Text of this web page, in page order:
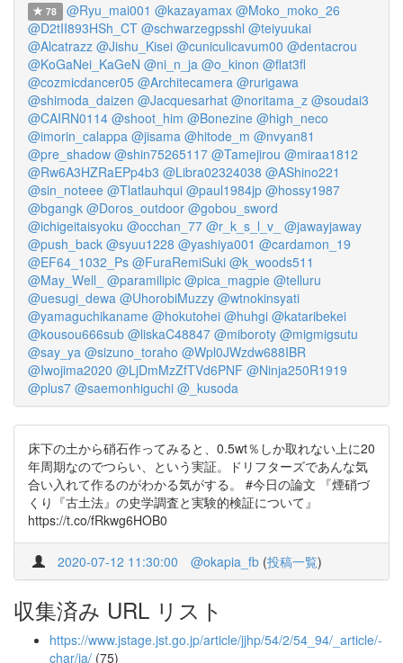
78 @Ryu_mai001 @kazayamax @Moko_moko_26
@D2tII893HSh_CT @schwarzegpsshl @teiyuukai
@Alcatrazz @Jishu_Kisei @cuniculicavum00 @dentacrou
@KoGaNei_KaGeN @ni_n_ja @o_kinon @flat3fl
@cozmicdancer05 @Architecamera @rurigawa
@shimoda_daizen @Jacquesarhat @noritama_z @soudai3
@CAIRN0114 @shoot_him @Bonezine @high_neco
@imorin_calappa @jisama @hitode_m @nvyan81
@pre_shadow @shin75265117 @Tamejirou @miraa1812
@Rw6A3HZRaEPp4b3 @Libra02324038 @AShino221
@sin_noteee @Tlatlauhqui @paul1984jp @hossy1987
@bgangk @Doros_outdoor @gobou_sword
@ichigeitaisyoku @occhan_77 @r_k_s_l_v_ @jawayjaway
@push_back @syuu1228 @yashiya001 @cardamon_19
@EF64_1032_Ps @FuraRemiSuki @k_woods511
@May_Well_
@paramilipic @pica_magpie @telluru
@uesugi_dewa @UhorobiMuzzy @wtnokinsyati
@yamaguchikaname @hokutohei @huhgi @kataribekei
@kousou666sub @liskaC48847 @miboroty @migmigsutu
@say_ya @sizuno_toraho @Wpl0JWzdw688IBR
@Iwojima2020 @LjDmMzZfTVd6PNF @Ninja250R1919
@plus7 @saemonhiguchi @_kusoda
床下の土から硝石作ってみると、0.5wt％しか取れない上に20
年周期なのでつらい、という実証。ドリフターズであんな気
合い入れて作るのがわかる気がする。 #今日の論文 『煙硝づ
くり『古土法』の史学調査と実験的検証について』
https://t.co/fRkwg6HOB0
2020-07-12 11:30:00 @okapia_fb (投稿一覧)
収集済み URL リスト
https://www.jstage.jst.go.jp/article/jjhp/54/2/54_94/_article/-
char/ja/ (75)